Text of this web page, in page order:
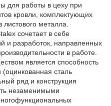
для работы в цеху при
кровли, комплектующих
металла.
сочетает в себе
и разработок, направленных
в работе.
является способность
сталь
ряд и конструкция
незаменимыми